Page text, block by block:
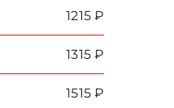
1215 ₽
1315 ₽
1515 ₽